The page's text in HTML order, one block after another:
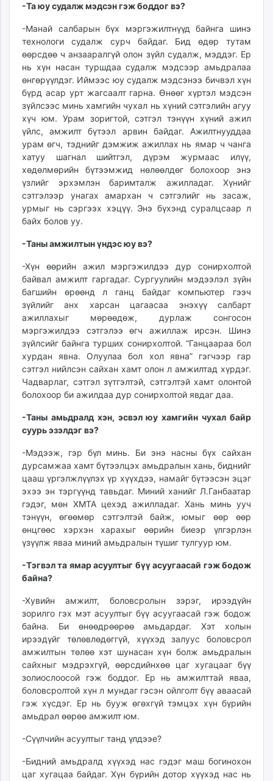
-Та юу судалж мэдсэн гэж боддог вэ?
-Манай салбарын бүх мэргэжилтнүүд байнга шинэ
технологи судалж сурч байдаг. Бид өдөр тутам
өөрсдөө ч анзааралгүй олон зүйл судалж, мэддэг. Ер
нь хүн насан туршдаа судалж мэдсээр амьдралаа
өнгөрүүлдэг. Иймээс юу судалж мэдсэнээ бичвэл хүн
бүрд асар урт жагсаалт гарна. Өнөөг хүртэл мэдсэн
зүйлсээс минь хамгийн чухал нь хүний сэтгэлийн агуу
хүч юм. Урам зоригтой, сэтгэл тэнүүн хүний ажил
үйлс, амжилт бүтээл арвин байдаг. Ажилтнууддаа
урам өгч, тэднийг дэмжиж ажиллах нь ямар ч чанга
хатуу шагнал шийтгэл, дүрэм журмаас илүү,
хөдөлмөрийн бүтээмжид нөлөөлдөг болохоор энэ
үзлийг эрхэмлэн баримталж ажилладаг. Хүнийг
сэтгэлээр унагах амархан ч сэтгэлийг нь засаж,
урмыг нь сэргээх хэцүү. Энэ бүхэнд суралцсаар л
байх болов уу.
-Таны амжилтын үндэс юу вэ?
-Хүн өөрийн ажил мэргэжилдээ дур сонирхолтой
байвал амжилт гаргадаг. Сургуулийн мэдээлэл зүйн
багшийн өрөөнд л ганц байдаг компьютер гээч
зүйлийг анх харсан цагаасаа энэхүү салбарт
ажиллахыг мөрөөдөж, дурлаж сонгосон
мэргэжилдээ сэтгэлээ өгч ажиллаж ирсэн. Шинэ
зүйлсийг байнга турших сонирхолтой. “Ганцаараа бол
хурдан явна. Олуулаа бол хол явна” гэгчээр гар
сэтгэл нийлсэн сайхан хамт олон л амжилтад хүрдэг.
Чадварлаг, сэтгэл зүтгэлтэй, сэтгэлтэй хамт олонтой
болохоор би ажилдаа дур сонирхолтой явдаг даа.
-Таны амьдралд хэн, эсвэл юу хамгийн чухал байр
суурь эзэлдэг вэ?
-Мэдээж, гэр бүл минь. Би энэ насны бүх сайхан
дурсамжаа хамт бүтээлцэх амьдралын хань, биднийг
цааш үргэлжлүүлэх үр хүүхдээ, намайг бүтээсэн эцэг
эхээ эн тэргүүнд тавьдаг. Миний ханийг Л.Ганбаатар
гэдэг, мөн ХМТА цехэд ажилладаг. Хань минь ууч
тэнүүн, өгөөмөр сэтгэлтэй байж, юмыг өөр өөр
өнцгөөс хэрхэн харахыг өөрийн биеэр үлгэрлэн
үзүүлж яваа миний амьдралын түшиг тулгуур юм.
-Тэгвэл та ямар асуултыг бүү асуугаасай гэж бодож
байна?
-Хувийн амжилт, боловсролын зэрэг, ирээдүйн
зорилго гэх мэт асуултыг бүү асуугаасай гэж бодож
байна. Би өнөөдрөөрөө амьдардаг. Хэт холын
ирээдүйг төлөвлөдөггүй, хүүхэд залуус боловсрол
амжилтын төлөө хэт шунасан хүн болж амьдралын
сайхныг мэдрэхгүй, өөрсдийнхөө цаг хугацааг бүү
золиослоосой гэж боддог. Ер нь амжилттай яваа,
боловсролтой хүн л мундаг гэсэн ойлголт бүү аваасай
гэж хүсдэг. Ер нь бууж өгөхгүй тэмцэх хүн бүрийн
амьдрал өөрөө амжилт юм.
-Сүүлчийн асуултыг танд үлдээе?
-Бидний амьдралд хүүхэд нас гэдэг маш богинохон
цаг хугацаа байдаг. Хүн бүрийн дотор хүүхэд нас нь